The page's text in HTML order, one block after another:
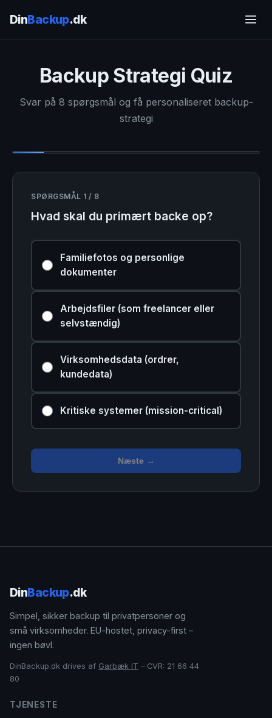
DinBackup.dk
Backup Strategi Quiz
Svar på 8 spørgsmål og få personaliseret backup-
strategi
SPØRGSMÅL 1 / 8
Hvad skal du primært backe op?
Familiefotos og personlige
dokumenter
Arbejdsfiler (som freelancer eller
selvstændig)
Virksomhedsdata (ordrer,
kundedata)
Kritiske systemer (mission-critical)
Næste →
DinBackup.dk
Simpel, sikker backup til privatpersoner og
små virksomheder. EU-hostet, privacy-first –
ingen bøvl.
DinBackup.dk drives af Garbæk IT – CVR: 21 66 44
80
TJENESTE